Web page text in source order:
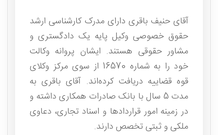
آقای حنیف باقری دارای مدرک کارشناسی ارشد
حقوق خصوصی وکیل پایه یک دادگستری و
مشاور حقوقی هستند. ایشان پروانه وکالت
خود را به شماره 16570 از سوی مرکز وکلای
قوه قضاییه دریافت کرده‌اند. آقای باقری به
مدت 5 سال با بانک صادرات همکاری داشته و
در زمینه امور قراردادها و اسناد تجاری، دعاوی
ملکی و ثبتی تخصص دارند.